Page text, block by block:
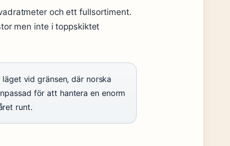
och ett fullsortiment.
men inte i toppskiktet
vid gränsen, där norska
för att hantera en enorm
runt.